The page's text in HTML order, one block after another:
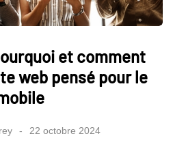
et comment
web pensé pour le
22 octobre 2024